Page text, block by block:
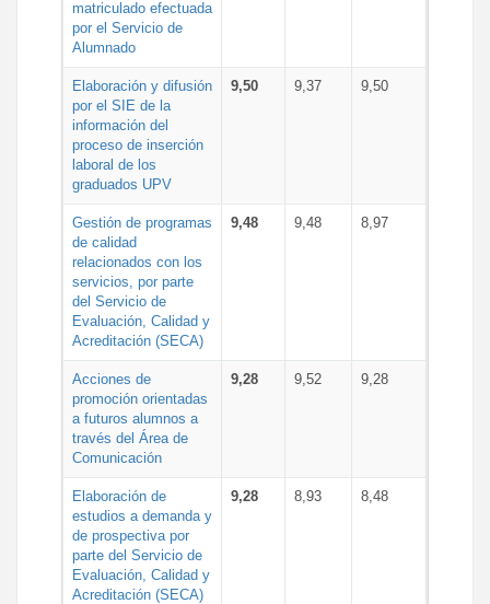
matriculado efectuada
por el Servicio de
Alumnado
Elaboración y difusión
por el SIE de la
información del
proceso de inserción
laboral de los
graduados UPV
9,50 9,37 9,50
Gestión de programas
de calidad
relacionados con los
servicios, por parte
del Servicio de
Evaluación, Calidad y
Acreditación (SECA)
9,48 9,48 8,97
Acciones de
promoción orientadas
a futuros alumnos a
través del Área de
Comunicación
9,28 9,52 9,28
Elaboración de
estudios a demanda y
de prospectiva por
parte del Servicio de
Evaluación, Calidad y
Acreditación (SECA)
9,28 8,93 8,48